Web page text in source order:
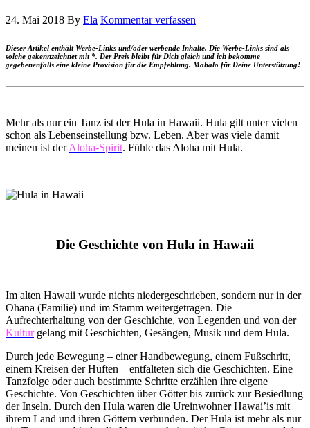
24. Mai 2018 By Ela Kommentar verfassen
Dieser Artikel enthält Werbe-Links und/oder werbende Inhalte. Die Werbe-Links sind als
solche gekennzeichnet mit *. Der Preis bleibt für Dich gleich und ich bekomme
gegebenenfalls eine kleine Provision für die Empfehlung. Mahalo für Deine Unterstützung!
Mehr als nur ein Tanz ist der Hula in Hawaii. Hula gilt unter vielen
schon als Lebenseinstellung bzw. Leben. Aber was viele damit
meinen ist derAloha-Spirit. Fühle das Aloha mit Hula.
Die Geschichte von Hula in Hawaii
Im alten Hawaii wurde nichts niedergeschrieben, sondern nur in der
Ohana (Familie) und im Stamm weitergetragen. Die
Aufrechterhaltung von der Geschichte, von Legenden und von der
Kulturgelang mit Geschichten, Gesängen, Musik und dem Hula.
Durch jede Bewegung – einer Handbewegung, einem Fußschritt,
einem Kreisen der Hüften – entfalteten sich die Geschichten. Eine
Tanzfolge oder auch bestimmte Schritte erzählen ihre eigene
Geschichte. Von Geschichten über Götter bis zurück zur Besiedlung
der Inseln. Durch den Hula waren die Ureinwohner Hawai’is mit
ihrem Land und ihren Göttern verbunden. Der Hula ist mehr als nur